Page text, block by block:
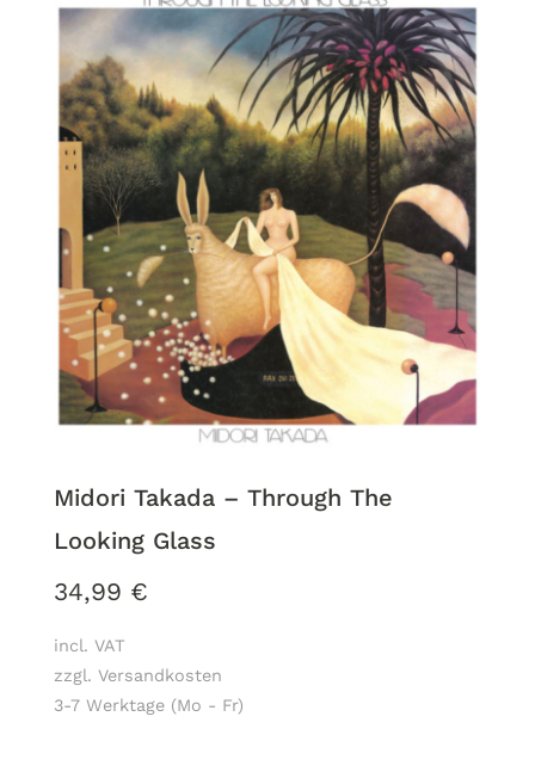
Midori Takada – Through The
Looking Glass
34,99 €
incl. VAT
zzgl. Versandkosten
3-7 Werktage (Mo - Fr)